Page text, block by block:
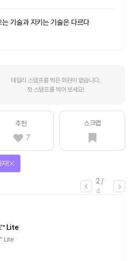
는 기술과 지키는 기술은 다르다
데일리 스탬프를 찍은 회원이 없습니다.
첫 스탬프를 찍어 보세요!
추천
7
스크랩
2 /
4
자!
™ Lite
Lite